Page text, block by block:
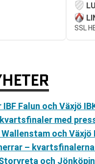
SSL
Falun och Växjö
med
och
–
och